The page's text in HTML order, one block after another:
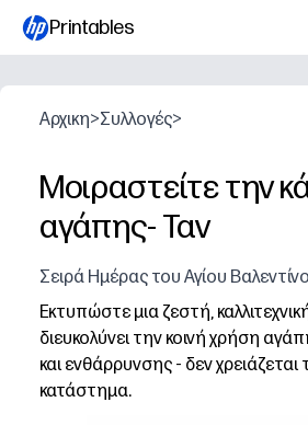
Printables
Αρχικη>Συλλογές>
Μοιραστείτε την
αγάπης- Ταν
Σειρά Ημέρας του Αγίου
Εκτυπώστε μια ζεστή,
διευκολύνει την κοινή χρήση
και ενθάρρυνσης - δεν χρειάζεται
κατάστημα.